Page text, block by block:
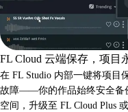
FL Cloud 云端保存，项目
在 FL Studio 内部一键将项目
故障——你的作品始终安全备
空间，升级至 FL Cloud Plus